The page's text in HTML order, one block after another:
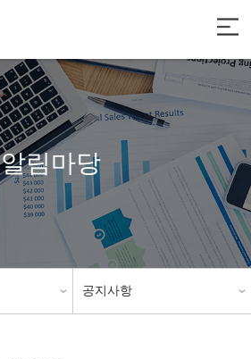
알림마당
공지사항